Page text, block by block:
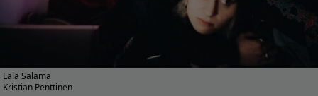
Lala Salama
Kristian Penttinen